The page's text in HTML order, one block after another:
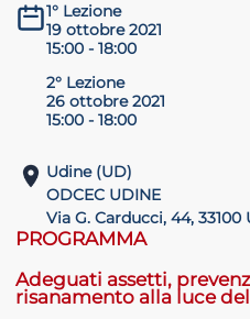
1° Lezione
19 ottobre 2021
15:00 - 18:00
2° Lezione
26 ottobre 2021
15:00 - 18:00
Udine (UD)
ODCEC UDINE
Via G. Carducci, 44, 33100
PROGRAMMA
Adeguati assetti,
risanamento alla luce del